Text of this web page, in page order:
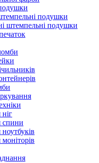
подушки
штемпельні подушки
спини